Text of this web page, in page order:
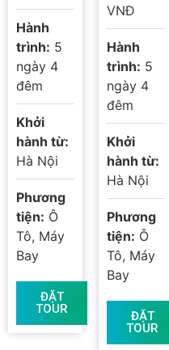
– Cần Giờ
– Củ Chi
– Tây
Ninh –
Sài Gòn
Hành
trình: 5
ngày 4
đêm
Khởi
hành từ:
Hà Nội
Phương
tiện: Ô
Tô, Máy
Bay
ĐẶT
TOUR
Măng
Đen –
Kontum –
Buôn Ma
Thuột
VNĐ
Hành
trình: 5
ngày 4
đêm
Khởi
hành từ:
Hà Nội
Phương
tiện: Ô
Tô, Máy
Bay
ĐẶT
TOUR